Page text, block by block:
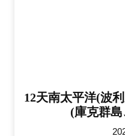
12天南太平洋(波
(庫克群